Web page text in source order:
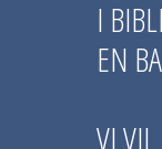
I
EN
VI